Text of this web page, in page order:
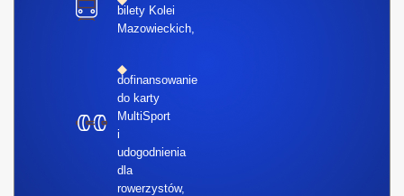
bilety Kolei
Mazowieckich,
dofinansowanie
do karty
MultiSport
i
udogodnienia
dla
rowerzystów,